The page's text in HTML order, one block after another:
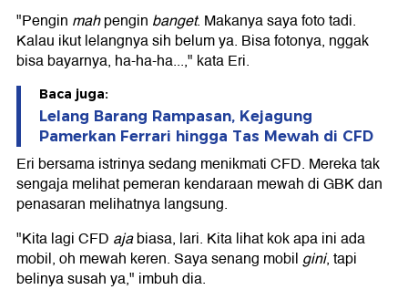
"Pengin mahpengin banget. Makanya saya foto tadi.
Kalau ikut lelangnya sih belum ya. Bisa fotonya, nggak
bisa bayarnya, ha-ha-ha...," kata Eri.
Baca juga:
Lelang Barang Rampasan, Kejagung
Pamerkan Ferrari hingga Tas Mewah di CFD
Eri bersama istrinya sedang menikmati CFD. Mereka tak
sengaja melihat pemeran kendaraan mewah di GBK dan
penasaran melihatnya langsung.
"Kita lagi CFD ajabiasa, lari. Kita lihat kok apa ini ada
mobil, oh mewah keren. Saya senang mobilgini, tapi
belinya susah ya," imbuh dia.